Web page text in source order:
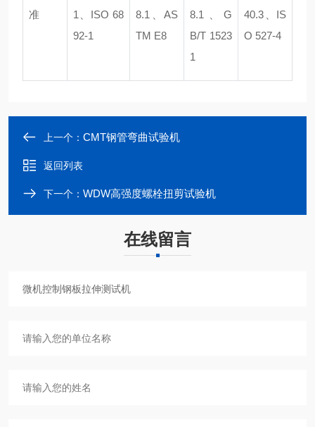
准
1、ISO 68
92-1
8.1、AS
TM E8
8.1、G
B/T 1523
1
40.3、IS
O 527-4
上一个： CMT钢管弯曲试验机
返回列表
下一个： WDW高强度螺栓扭剪试验机
在线留言